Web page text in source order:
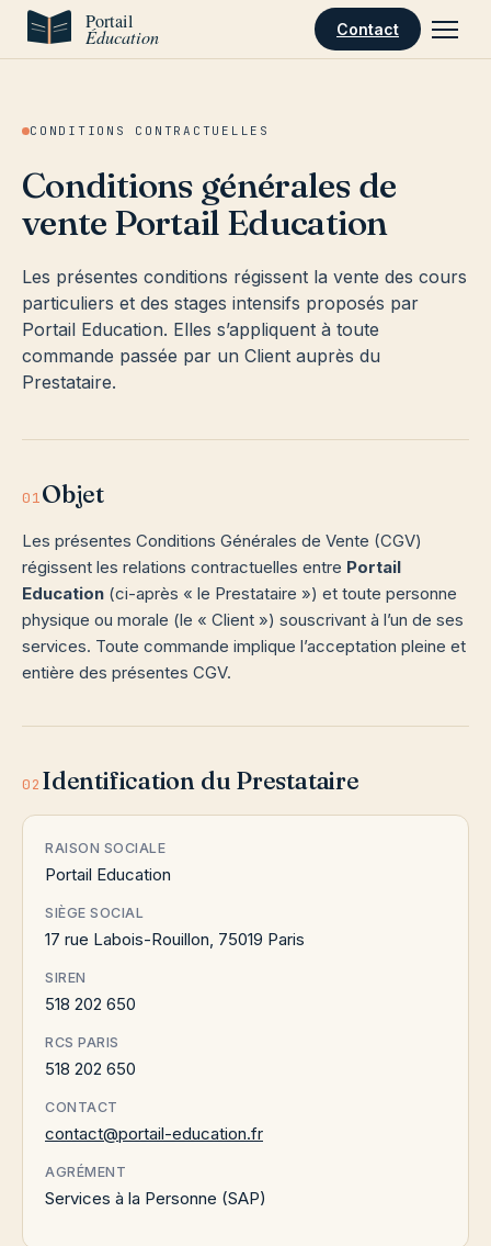
Aller au contenu
Contact
CONDITIONS CONTRACTUELLES
Conditions générales de
vente Portail Education
Les présentes conditions régissent la vente des cours
particuliers et des stages intensifs proposés par
Portail Education. Elles s’appliquent à toute
commande passée par un Client auprès du
Prestataire.
01Objet
Les présentes Conditions Générales de Vente (CGV)
régissent les relations contractuelles entre Portail
Education (ci-après « le Prestataire ») et toute personne
physique ou morale (le « Client ») souscrivant à l’un de ses
services. Toute commande implique l’acceptation pleine et
entière des présentes CGV.
02 Identification du Prestataire
RAISON SOCIALE
Portail Education
SIÈGE SOCIAL
17 rue Labois-Rouillon, 75019 Paris
SIREN
518 202 650
RCS PARIS
518 202 650
CONTACT
contact@portail-education.fr
AGRÉMENT
Services à la Personne (SAP)